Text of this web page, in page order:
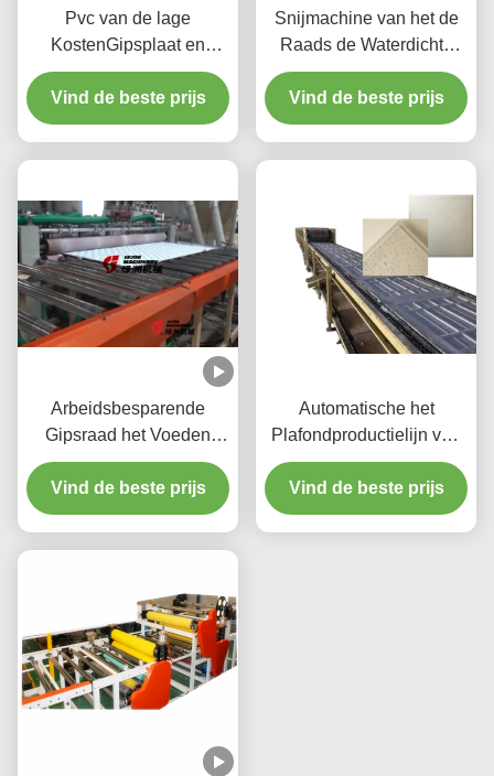
Pvc van de lage
KostenGipsplaat en
HUISDIER het Lamineren
Lijn met Knipsel en
Verpakkingssysteem
Vind de beste prijs
Snijmachine van het de
Raads de Waterdichte
Valse Plafond van het
hoge Capaciteitsgips
Vind de beste prijs
Arbeidsbesparende
Gipsraad het Voeden
Machine/Duwtype
RaadsLaadmachine
Vind de beste prijs
Automatische het
Plafondproductielijn van
Gipstegels voor de Raad
van het Vezelcement
Vind de beste prijs